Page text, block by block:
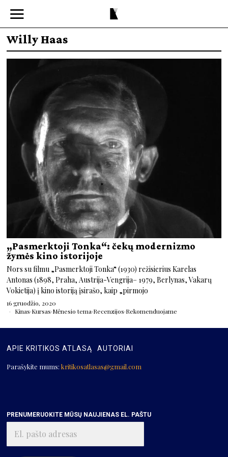
Willy Haas
„Pasmerktoji Tonka“: čekų modernizmo
žymės kino istorijoje
Nors su filmu „Pasmerktoji Tonka“ (1930) režisierius Karelas
Antonas (1898, Praha, Austrija-Vengrija– 1979, Berlynas, Vakarų
Vokietija) į kino istoriją įsirašo, kaip „pirmojo
16 gruodžio, 2020
Kinas·Kursas·Mėnesio tema·Recenzijos·Rekomenduojame
APIE KRITIKOS ATLASĄ AUTORIAI
Parašykite mums:kritikosatlasas@gmail.com
PRENUMERUOKITE MŪSŲ NAUJIENAS EL. PAŠTU
pašto
adresas